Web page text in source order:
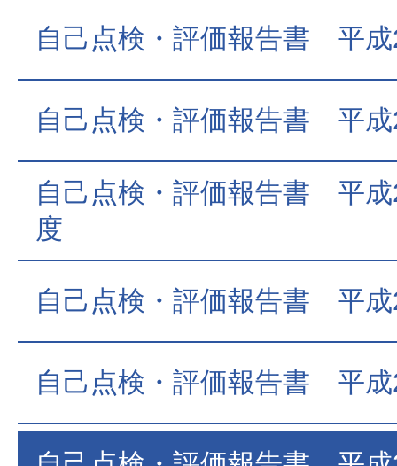
自己点検・評価報告書 平成
自己点検・評価報告書 平成
自己点検・評価報告書 平成
度
自己点検・評価報告書 平成
自己点検・評価報告書 平成